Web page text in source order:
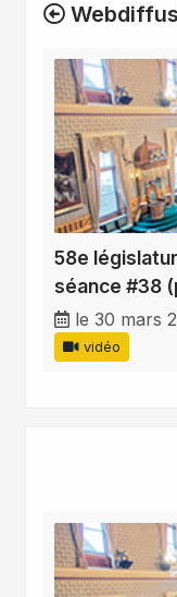
58e
séance #38
le 30 mars
vidéo